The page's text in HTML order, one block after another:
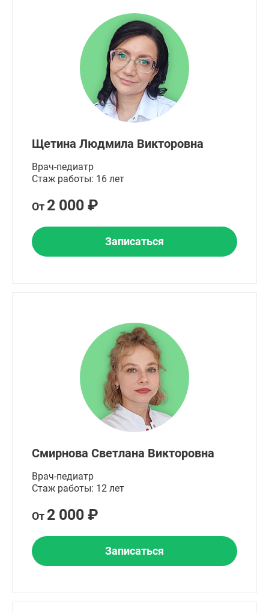
Щетина Людмила Викторовна
Врач-педиатр
Стаж работы: 16 лет
От 2 000 ₽
Записаться
Смирнова Светлана Викторовна
Врач-педиатр
Стаж работы: 12 лет
От 2 000 ₽
Записаться